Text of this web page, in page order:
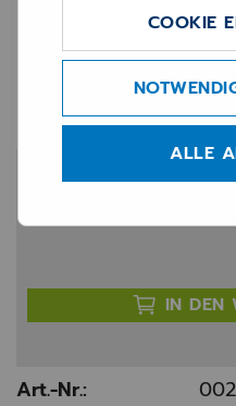
Etiketten
mm /99010
IN DEN
Art.-Nr.:
COOKIE
ALLE